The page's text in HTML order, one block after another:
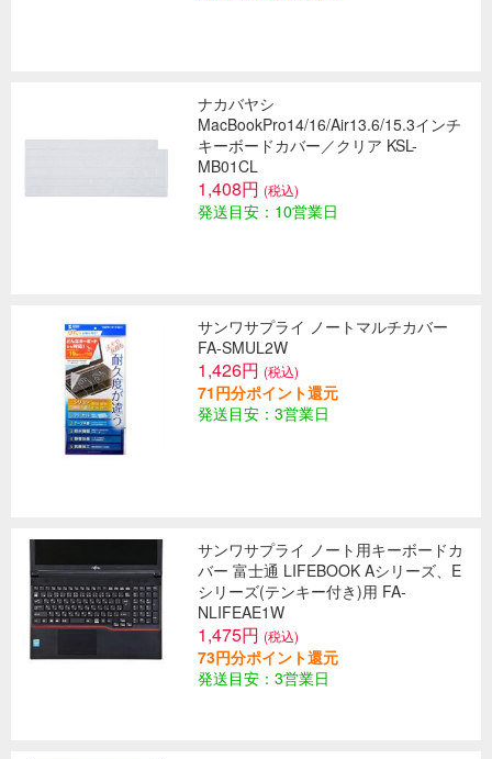
ナカバヤシ
MacBookPro14/16/Air13.6/15.3インチ
キーボードカバー／クリア KSL-
MB01CL
1,408円 (税込)
発送目安：10営業日
サンワサプライ ノートマルチカバー
FA-SMUL2W
1,426円 (税込)
71円分ポイント還元
発送目安：3営業日
サンワサプライ ノート用キーボードカ
バー 富士通 LIFEBOOK Aシリーズ、E
シリーズ(テンキー付き)用 FA-
NLIFEAE1W
1,475円 (税込)
73円分ポイント還元
発送目安：3営業日